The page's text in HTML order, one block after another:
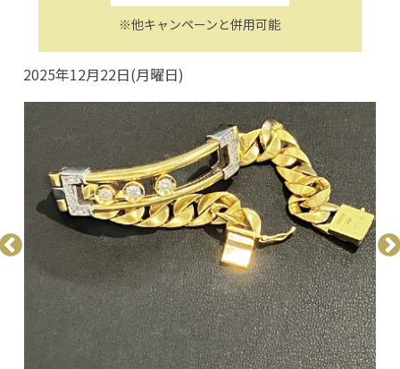
※他キャンペーンと併用可能
2025年12月22日(月曜日)